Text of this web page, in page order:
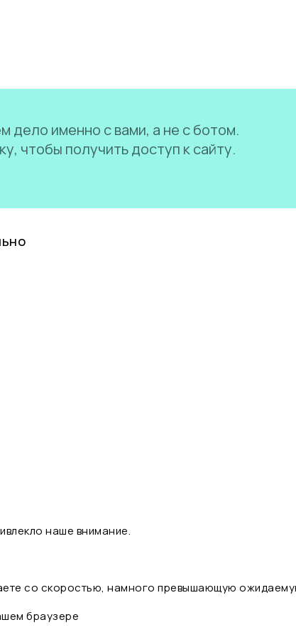
дело именно с вами, а не с ботом.
чтобы получить доступ к сайту.
наше внимание.
со скоростью, намного превышающую
браузере